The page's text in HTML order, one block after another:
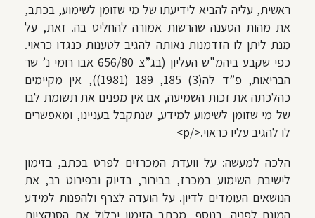
ראשית, עליה להביא לידיעתו של מי שזומן לשימוע, בכתב,
את מהות הטענה שהרשות אמורה להחליט בה. זאת, על
מנת ליתן לו הזדמנות נאותה להגיב לטענות כנגדו כראוי.
כפי שקבע ביהמ"ש העליון (בג”צ 656/80
אבו רומי נ’ שר
הבריאות, פ”ד לה(3) 185, 189 (1981)), אין מקיימים
כהלכתה את זכות השמיעה, אם אין מפנים את תשומת לבו
של מי שזומן לשימוע למידע, שנתקבל בעניינו, ומאפשרים
לו להגיב עליו כראוי.</p>
הלכה למעשה: על וועדת המכרזים לפרט בכתב, בזימון
לישיבת השימוע במכרז, בבירור, בדיוק ובפירוט רב, את
הנושאים העומדים לדיון. על הועדה לצרף ולהפנות למידע